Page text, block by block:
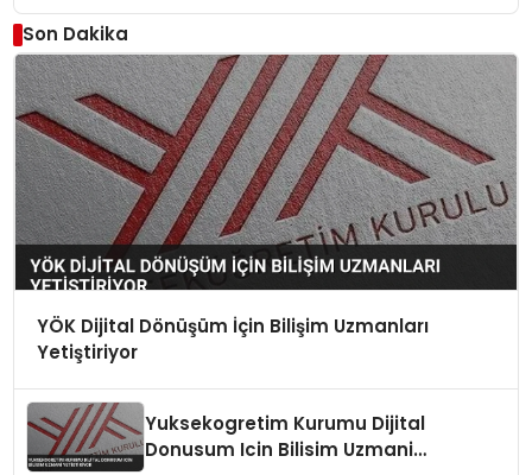
Son Dakika
YÖK Dijital Dönüşüm İçin Bilişim Uzmanları
Yetiştiriyor
Yuksekogretim Kurumu Dijital
Donusum Icin Bilisim Uzmani